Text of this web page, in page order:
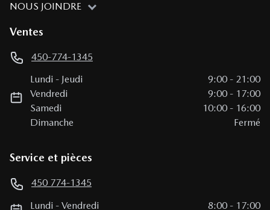
NOUS JOINDRE
Ventes
450-774-1345
Lundi - Jeudi 9:00 - 21:00
Vendredi
9:00 - 17:00
Samedi
10:00 - 16:00
Dimanche
Fermé
Service et pièces
450 774-1345
Lundi -Vendredi 8:00 - 17:00